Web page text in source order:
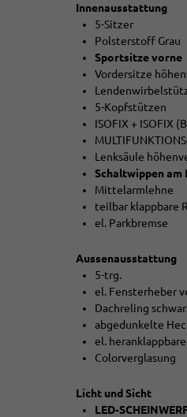
Innenausstattung
5-Sitzer
Polsterstoff Grau
Sportsitze vorne
Vordersitze
5-Kopfstützen
ISOFIX + ISOFIX
Lenksäule
Schaltwippen am
Mittelarmlehne
teilbar klappbare
el. Parkbremse
Aussenausstattung
5-trg.
el. Fensterheber
Dachreling
abgedunkelte
el.
Colorverglasung
Licht und Sicht
LED-